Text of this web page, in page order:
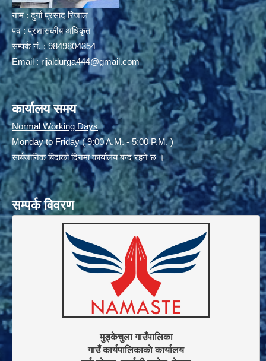
नाम : दुर्गा प्रसाद रिजाल
पद : प्रशासकीय अधिकृत
सम्पर्क नं. : 9849804354
Email : rijaldurga444@gmail.com
कार्यालय समय
Normal Working Days
Monday to Friday ( 9:00 A.M. - 5:00 P.M. )
सार्बजानिक बिदाको दिनमा कार्यालय बन्द रहने छ ।
सम्पर्क विवरण
मुड्केचुला गाउँपालिका
गाउँ कार्यपालिकाकाे कार्यालय